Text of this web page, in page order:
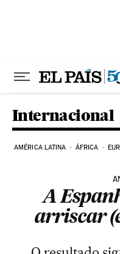
Internacional
AMÉRICA LATINA ÁFRICA
A
arriscar